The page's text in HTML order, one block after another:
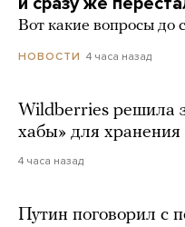
Вот какие вопросы до
НОВОСТИ 4 часа назад
Wildberries решила
хабы» для хранения
4 часа назад
Путин поговорил с